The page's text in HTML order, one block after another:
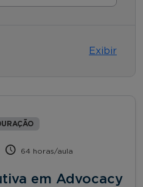
Exibir
64 horas/aula
em Advocacy